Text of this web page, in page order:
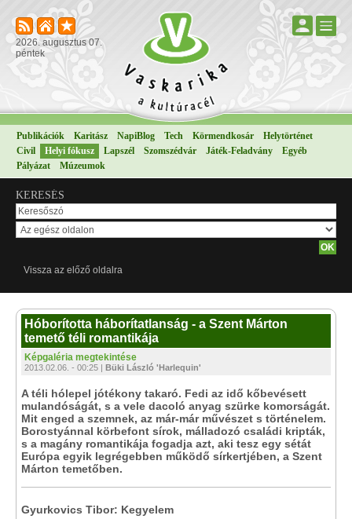
2026. augusztus 07.
péntek
Publikációk Karitász NapiBlog Tech Körmendkosár
Helytörténet
Civil
Helyi fókusz Lapszél Szomszédvár Játék-Feladvány
Egyéb
Pályázat
Múzeumok
KERESÉS
Vissza az előző oldalra
Hóborította háborítatlanság - a Szent Márton
temető téli romantikája
Képgaléria megtekintése
2013.02.06. - 00:25 | Büki László 'Harlequin'
A téli hólepel jótékony takaró. Fedi az idő kőbevésett
mulandóságát, s a vele dacoló anyag szürke komorságát.
Mit enged a szemnek, az már-már művészet s történelem.
Borostyánnal körbefont sírok, málladozó családi kripták,
s a magány romantikája fogadja azt, aki tesz egy sétát
Európa egyik legrégebben működő sírkertjében, a Szent
Márton temetőben.
Gyurkovics Tibor: Kegyelem